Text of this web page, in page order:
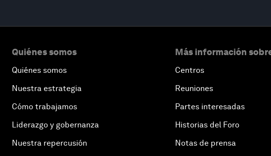
Quiénes somos
Quiénes somos
Nuestra estrategia
Cómo trabajamos
Liderazgo y gobernanza
Nuestra repercusión
Más información
Centros
Reuniones
Partes interesadas
Historias del Foro
Notas de prensa